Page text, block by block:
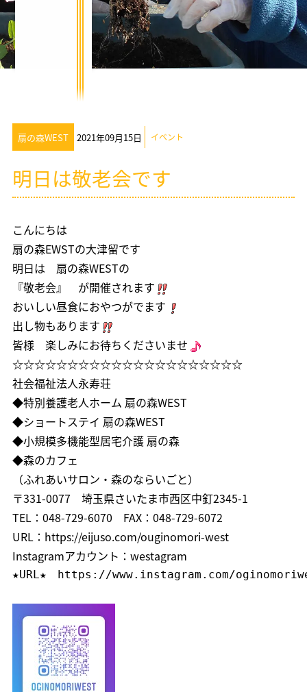
扇の森WEST 2021年09月15日 イベント
明日は敬老会です
こんにちは
扇の森EWSTの大津留です
明日は 扇の森WESTの
『敬老会』 が開催されます
おいしい昼食におやつがでます
出し物もあります
皆様 楽しみにお待ちくださいませ
☆☆☆☆☆☆☆☆☆☆☆☆☆☆☆☆☆☆☆☆☆
社会福祉法人永寿荘
◆特別養護老人ホーム 扇の森WEST
◆ショートステイ 扇の森WEST
◆小規模多機能型居宅介護 扇の森
◆森のカフェ
（ふれあいサロン・森のならいごと）
〒331-0077 埼玉県さいたま市西区中釘2345-1
TEL：048-729-6070 FAX：048-729-6072
URL： https://eijuso.com/ouginomori-west
Instagramアカウント：westagram
★URL★ https://www.instagram.com/